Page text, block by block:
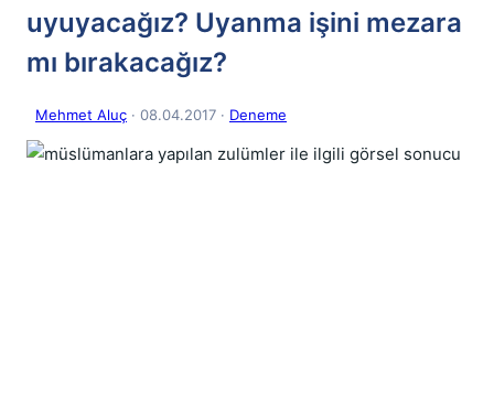
uyuyacağız? Uyanma işini mezara
mı bırakacağız?
Mehmet Aluç · 08.04.2017 · Deneme